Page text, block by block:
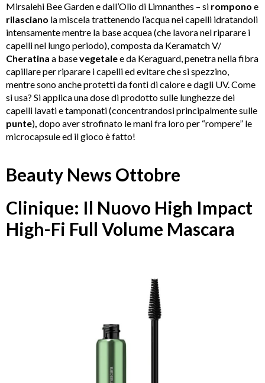
Mirsalehi Bee Garden e dall’Olio di Limnanthes – si rompono e
rilasciano la miscela trattenendo l’acqua nei capelli idratandoli
intensamente mentre la base acquea (che lavora nel riparare i
capelli nel lungo periodo), composta da Keramatch V/
Cheratina a basevegetalee da Keraguard, penetra nella fibra
capillare per riparare i capelli ed evitare che si spezzino,
mentre sono anche protetti da fonti di calore e dagli UV.Come
si usa? Si applica una dose di prodotto sulle lunghezze dei
capelli lavati e tamponati (concentrandosi principalmente sulle
punte), dopo aver strofinato le mani fra loro per “rompere” le
microcapsule ed il gioco è fatto!
Beauty News Ottobre
Clinique: Il Nuovo High Impact
High-Fi Full Volume Mascara